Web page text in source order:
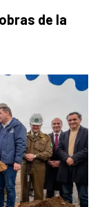
de la